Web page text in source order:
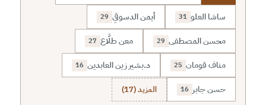
ساشا العلو 31 أيمن الدسوقي 29
محسن المصطفى 29 معن طلَّاع 27
مناف قومان 25 د.بشير زين العابدين 16
حسن جابر 16 المزيد (17)